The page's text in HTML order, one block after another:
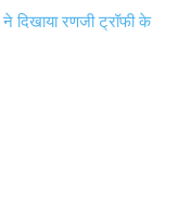
दिखाया रणजी ट्रॉफी के